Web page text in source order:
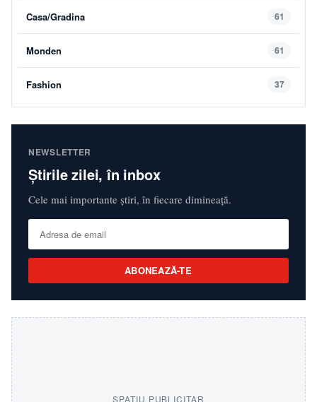
Casa/Gradina 61
Monden 61
Fashion 37
NEWSLETTER
Știrile zilei, în inbox
Cele mai importante știri, în fiecare dimineață.
ABONEAZĂ-TE
SPAȚIU PUBLICITAR